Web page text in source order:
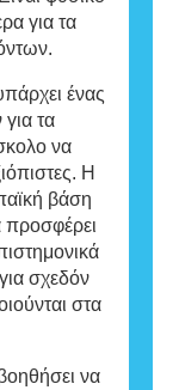
για τα
ένας
τα
να
Η
βάση
σχεδόν
στα
να